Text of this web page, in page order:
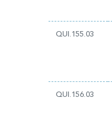
QUI.155.03
QUI.156.03